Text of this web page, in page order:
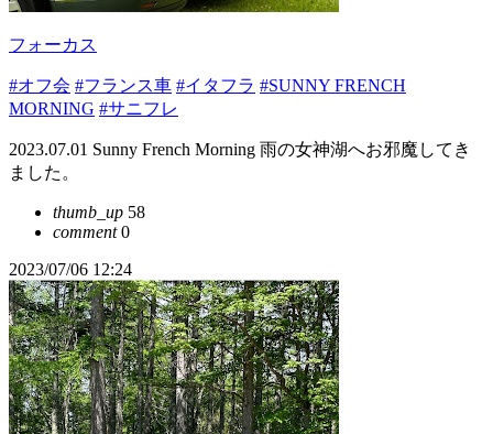
フォーカス
#オフ会 #フランス車 #イタフラ #SUNNY FRENCH
MORNING #サニフレ
2023.07.01 Sunny French Morning 雨の女神湖へお邪魔してき
ました。
thumb_up 58
comment0
2023/07/06 12:24